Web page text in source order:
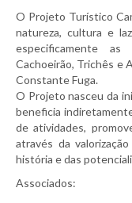
O Projeto Turístico
natureza, cultura e
especificamente as
Cachoeirão, Trichês e
Constante Fuga.
O Projeto nasceu da
beneficia
de atividades,
através da
história e das
Associados: